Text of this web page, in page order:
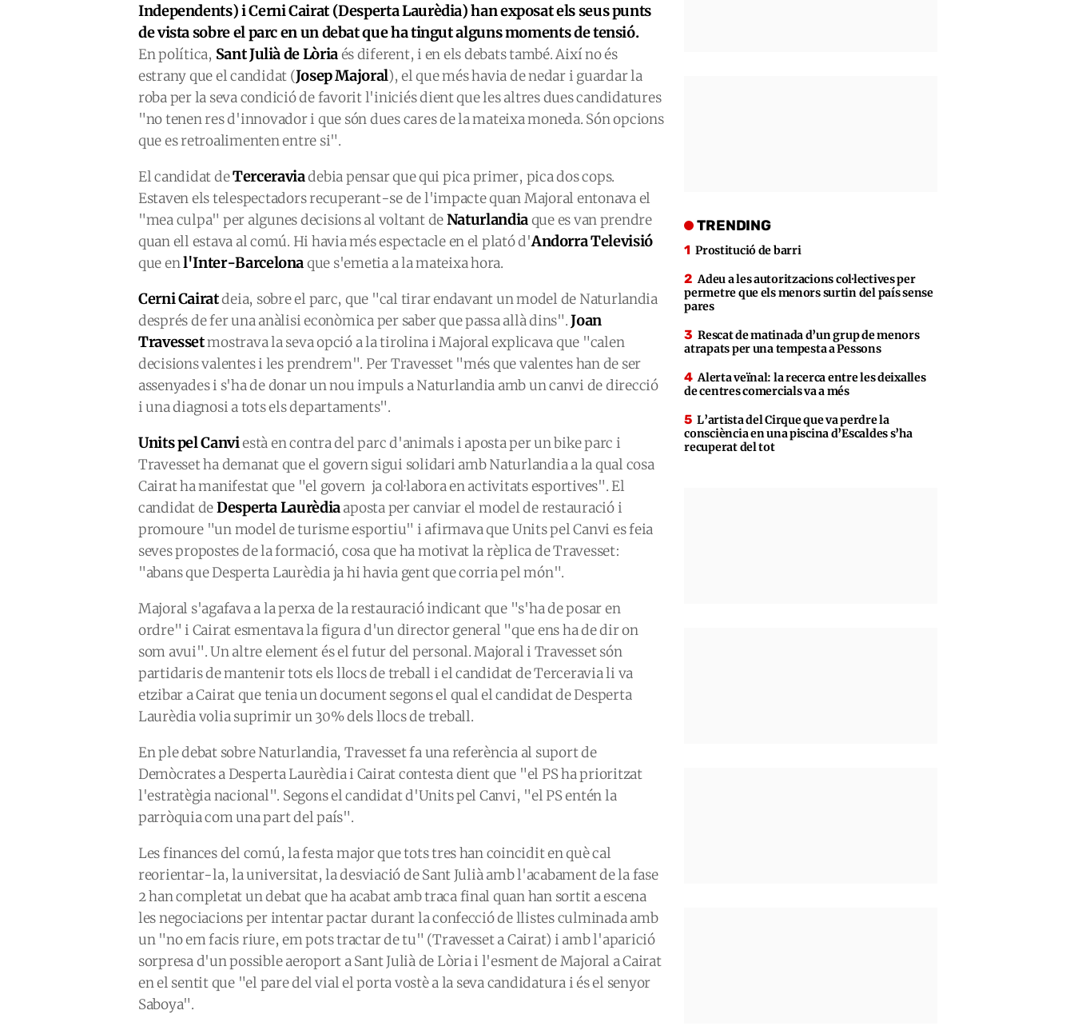
Independents) i Cerni Cairat (Desperta Laurèdia) han exposat els seus punts
de vista sobre el parc en un debat que ha tingut alguns moments de tensió.
En política, Sant Julià de Lòriaés diferent, i en els debats també. Així no és
estrany que el candidat (Josep Majoral), el que més havia de nedar i guardar la
roba per la seva condició de favorit l'iniciés dient que les altres dues candidatures
"no tenen res d'innovador i que són dues cares de la mateixa moneda. Són opcions
que es retroalimenten entre si".
El candidat deTerceraviadebia pensar que qui pica primer, pica dos cops.
Estaven els telespectadors recuperant-se de l'impacte quan Majoral entonava el
"mea culpa" per algunes decisions al voltant deNaturlandiaque es van prendre
quan ell estava al comú. Hi havia més espectacle en el plató d'Andorra Televisió
que enl'Inter-Barcelonaque s'emetia a la mateixa hora.
Cerni Cairatdeia, sobre el parc, que "cal tirar endavant un model de Naturlandia
després de fer una anàlisi econòmica per saber que passa allà dins".Joan
Travessetmostrava la seva opció a la tirolina i Majoral explicava que "calen
decisions valentes i les prendrem". Per Travesset "més que valentes han de ser
assenyades i s'ha de donar un nou impuls a Naturlandia amb un canvi de direcció
i una diagnosi a tots els departaments".
Units pel Canviestà en contra del parc d'animals i aposta per un bike parc i
Travesset ha demanat que el govern sigui solidari amb Naturlandia a la qual cosa
Cairat ha manifestat que "el govern ja col·labora en activitats esportives". El
candidat deDesperta Laurèdiaaposta per canviar el model de restauració i
promoure "un model de turisme esportiu" i afirmava que Units pel Canvi es feia
seves propostes de la formació, cosa que ha motivat la rèplica de Travesset:
"abans que Desperta Laurèdia ja hi havia gent que corria pel món".
Majoral s'agafava a la perxa de la restauració indicant que "s'ha de posar en
ordre" i Cairat esmentava la figura d'un director general "que ens ha de dir on
som avui". Un altre element és el futur del personal. Majoral i Travesset són
partidaris de mantenir tots els llocs de treball i el candidat de Terceravia li va
etzibar a Cairat que tenia un document segons el qual el candidat de Desperta
Laurèdia volia suprimir un 30% dels llocs de treball.
En ple debat sobre Naturlandia, Travesset fa una referència al suport de
Demòcrates a Desperta Laurèdia i Cairat contesta dient que "el PS ha prioritzat
l'estratègia nacional". Segons el candidat d'Units pel Canvi, "el PS entén la
parròquia com una part del país".
Les finances del comú, la festa major que tots tres han coincidit en què cal
reorientar-la, la universitat, la desviació de Sant Julià amb l'acabament de la fase
2 han completat un debat que ha acabat amb traca final quan han sortit a escena
les negociacions per intentar pactar durant la confecció de llistes culminada amb
un "no em facis riure, em pots tractar de tu" (Travesset a Cairat) i amb l'aparició
sorpresa d'un possible aeroport a Sant Julià de Lòria i l'esment de Majoral a Cairat
en el sentit que "el pare del vial el porta vostè a la seva candidatura i és el senyor
Saboya".
TRENDING
Prostitució de barri
Adeu a les autoritzacions col·lectives per
permetre que els menors surtin del país sense
pares
Rescat de matinada d’un grup de menors
atrapats per una tempesta a Pessons
Alerta veïnal: la recerca entre les deixalles
de centres comercials va a més
L’artista del Cirque que va perdre la
consciència en una piscina d’Escaldes s’ha
recuperat del tot